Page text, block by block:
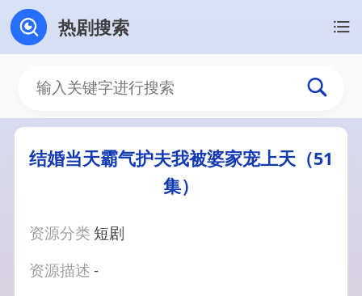
热剧搜索
结婚当天霸气护夫我被婆家宠上天（51
集）
资源分类 短剧
资源描述-